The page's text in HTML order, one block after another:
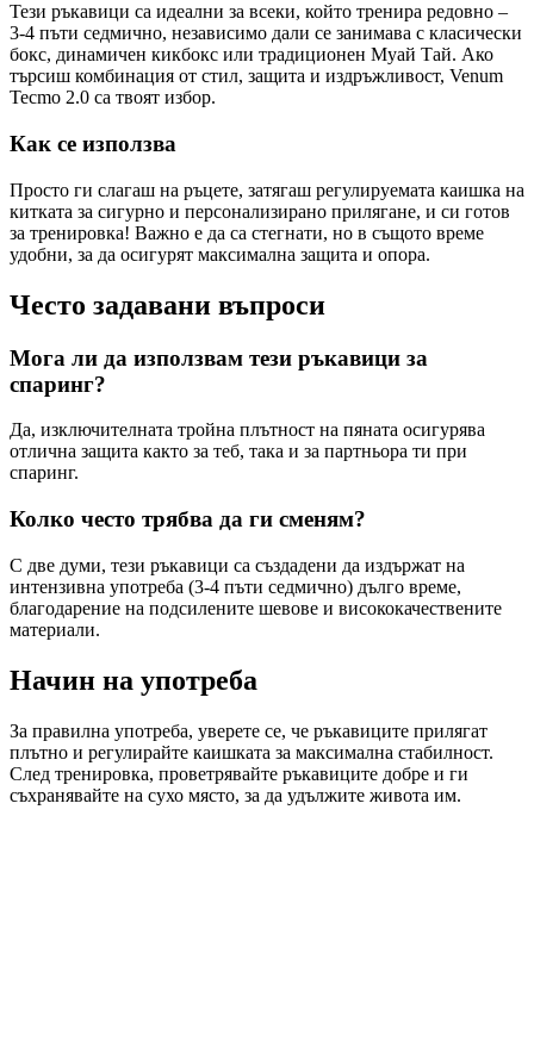
Тези ръкавици са идеални за всеки, който тренира редовно –
3-4 пъти седмично, независимо дали се занимава с класически
бокс, динамичен кикбокс или традиционен Муай Тай. Ако
търсиш комбинация от стил, защита и издръжливост, Venum
Tecmo 2.0 са твоят избор.
Как се използва
Просто ги слагаш на ръцете, затягаш регулируемата каишка на
китката за сигурно и персонализирано прилягане, и си готов
за тренировка! Важно е да са стегнати, но в същото време
удобни, за да осигурят максимална защита и опора.
Често задавани въпроси
Мога ли да използвам тези ръкавици за
спаринг?
Да, изключителната тройна плътност на пяната осигурява
отлична защита както за теб, така и за партньора ти при
спаринг.
Колко често трябва да ги сменям?
С две думи, тези ръкавици са създадени да издържат на
интензивна употреба (3-4 пъти седмично) дълго време,
благодарение на подсилените шевове и висококачествените
материали.
Начин на употреба
За правилна употреба, уверете се, че ръкавиците прилягат
плътно и регулирайте каишката за максимална стабилност.
След тренировка, проветрявайте ръкавиците добре и ги
съхранявайте на сухо място, за да удължите живота им.